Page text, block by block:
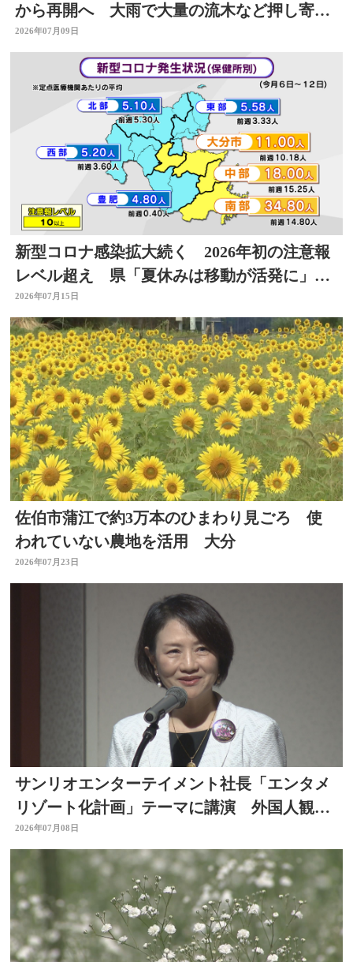
から再開へ 大雨で大量の流木など押し寄せ
る 大分
2026年07月09日
新型コロナ感染拡大続く 2026年初の注意報
レベル超え 県「夏休みは移動が活発に」感
染対策を 大分
2026年07月15日
佐伯市蒲江で約3万本のひまわり見ごろ 使
われていない農地を活用 大分
2026年07月23日
サンリオエンターテイメント社長「エンタメ
リゾート化計画」テーマに講演 外国人観光
客の呼び込みも 大分
2026年07月08日